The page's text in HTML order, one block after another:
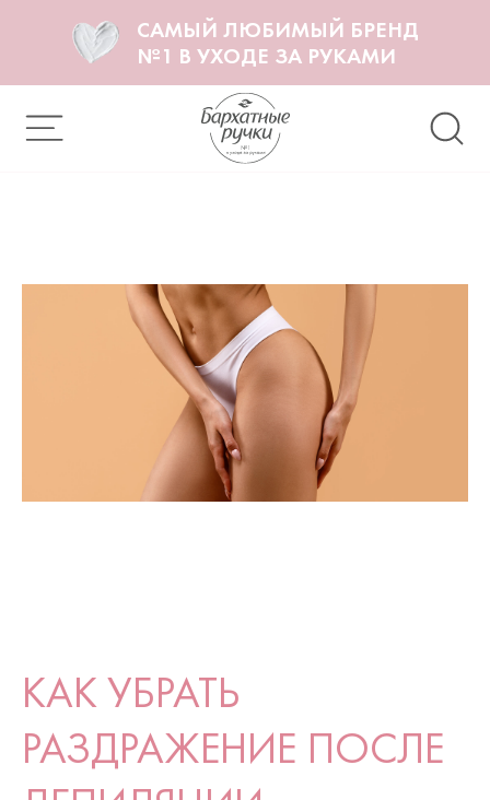
САМЫЙ ЛЮБИМЫЙ БРЕНД
№1 В УХОДЕ ЗА РУКАМИ
КАК УБРАТЬ
РАЗДРАЖЕНИЕ ПОСЛЕ